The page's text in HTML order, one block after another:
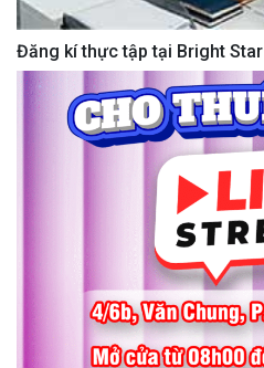
Đăng kí thực tập tại Bright Star